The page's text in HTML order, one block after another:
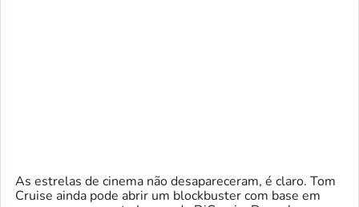
As estrelas de cinema não desapareceram, é claro. Tom
Cruise ainda pode abrir um blockbuster com base em